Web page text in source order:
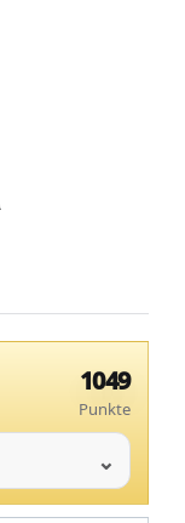
1049
Punkte